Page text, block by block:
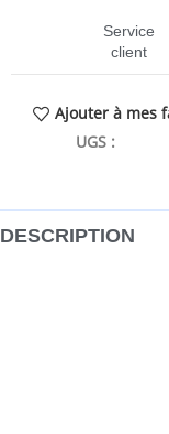
Service
client
Ajouter à mes
UGS :
DESCRIPTION